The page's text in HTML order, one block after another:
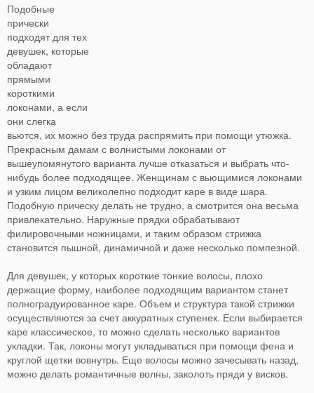
Подобные
прически
подходят для тех
девушек, которые
обладают
прямыми
короткими
локонами, а если
они слегка
вьются, их можно без труда распрямить при помощи утюжка.
Прекрасным дамам с волнистыми локонами от
вышеупомянутого варианта лучше отказаться и выбрать что-
нибудь более подходящее. Женщинам с вьющимися локонами
и узким лицом великолепно подходит каре в виде шара.
Подобную прическу делать не трудно, а смотрится она весьма
привлекательно. Наружные прядки обрабатывают
филировочными ножницами, и таким образом стрижка
становится пышной, динамичной и даже несколько помпезной.
Для девушек, у которых короткие тонкие волосы, плохо
держащие форму, наиболее подходящим вариантом станет
полноградуированное каре. Объем и структура такой стрижки
осуществляются за счет аккуратных ступенек. Если выбирается
каре классическое, то можно сделать несколько вариантов
укладки. Так, локоны могут укладываться при помощи фена и
круглой щетки вовнутрь. Еще волосы можно зачесывать назад,
можно делать романтичные волны, заколоть пряди у висков.